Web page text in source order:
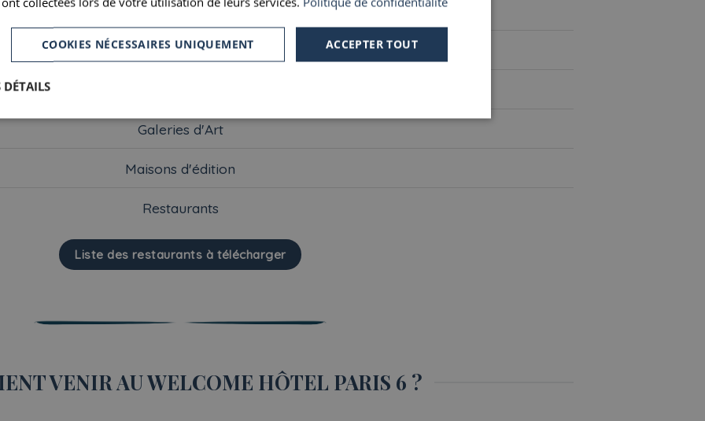
Culture et monuments
Galeries d'Art
Maisons d'édition
Restaurants
Liste des restaurants à télécharger
VENIR AU WELCOME HÔTEL PARIS 6 ?
ACCEPTER TOUT
COOKIES NÉCESSAIRES UNIQUEMENT
DÉTAILS